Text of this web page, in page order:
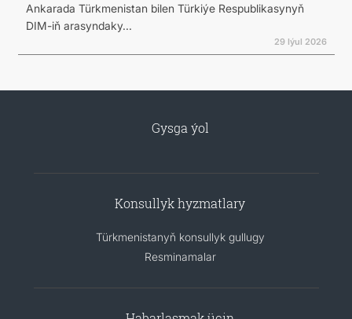
Ankarada Türkmenistan bilen Türkiýe Respublikasynyň
DIM-iň arasyndaky...
29 Iýul 2026
Gysga ýol
Konsullyk hyzmatlary
Türkmenistanyň konsullyk gullugy
Resminamalar